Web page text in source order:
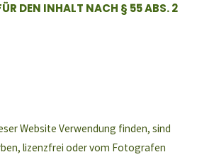
DEN INHALT NACH § 55 ABS. 2
Website Verwendung finden, sind
lizenzfrei oder vom Fotografen